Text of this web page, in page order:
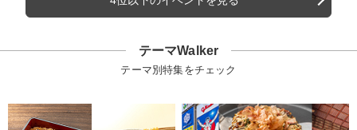
テーマWalker
テーマ別特集をチェック